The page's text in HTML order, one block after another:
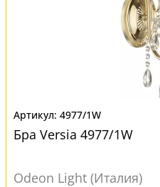
4977/1W
Бра Versia 4977/1W
Odeon Light (Италия)